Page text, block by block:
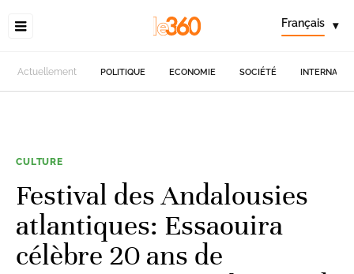
Français ▾
Actuellement POLITIQUE ECONOMIE SOCIÉTÉ
CULTURE
Festival des Andalousies
atlantiques: Essaouira
célèbre 20 ans de